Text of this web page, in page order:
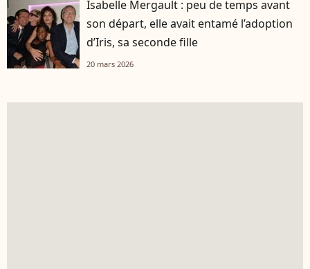
Isabelle Mergault : peu de temps avant
son départ, elle avait entamé l’adoption
d’Iris, sa seconde fille
20 mars 2026